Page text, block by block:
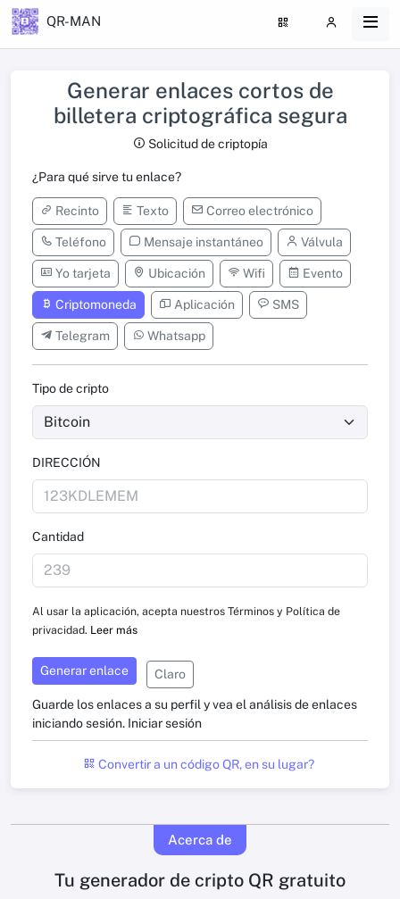
QR-MAN
Generar enlaces cortos de
billetera criptográfica segura
Solicitud de criptopía
¿Para qué sirve tu enlace?
Recinto Texto Correo electrónico
Teléfono Mensaje instantáneo Válvula
Yo tarjeta Ubicación Wifi Evento
Criptomoneda Aplicación SMS
Telegram Whatsapp
Tipo de cripto
DIRECCIÓN
Cantidad
Al usar la aplicación, acepta nuestros Términos y Política de
privacidad. Leer más
Generar enlace Claro
Guarde los enlaces a su perfil y vea el análisis de enlaces
iniciando sesión. Iniciar sesión
Convertir a un código QR, en su lugar?
Acerca de
Tu generador de cripto QR gratuito